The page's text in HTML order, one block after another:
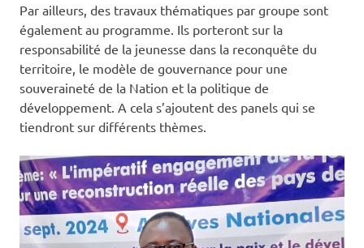
Par ailleurs, des travaux thématiques par groupe sont
également au programme. Ils porteront sur la
responsabilité de la jeunesse dans la reconquête du
territoire, le modèle de gouvernance pour une
souveraineté de la Nation et la politique de
développement. A cela s’ajoutent des panels qui se
tiendront sur différents thèmes.